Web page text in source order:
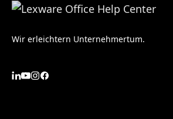
Wir erleichtern Unternehmertum.